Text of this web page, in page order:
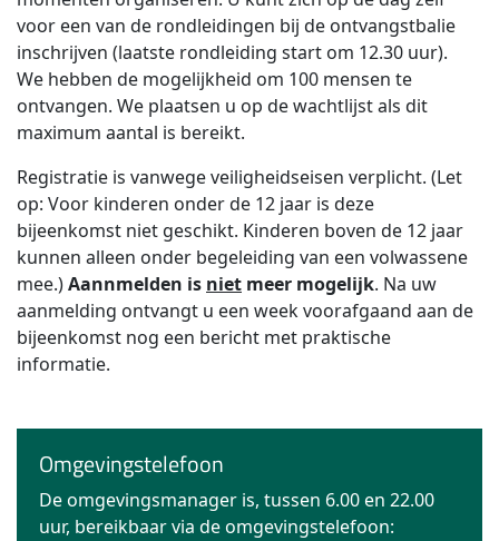
voor een van de rondleidingen bij de ontvangstbalie
inschrijven (laatste rondleiding start om 12.30 uur).
We hebben de mogelijkheid om 100 mensen te
ontvangen. We plaatsen u op de wachtlijst als dit
maximum aantal is bereikt.
Registratie is vanwege veiligheidseisen verplicht. (Let
op: Voor kinderen onder de 12 jaar is deze
bijeenkomst niet geschikt. Kinderen boven de 12 jaar
kunnen alleen onder begeleiding van een volwassene
mee.)Aannmelden is niet meer mogelijk. Na uw
aanmelding ontvangt u een week voorafgaand aan de
bijeenkomst nog een bericht met praktische
informatie.
Omgevingstelefoon
De omgevingsmanager is, tussen 6.00 en 22.00
uur, bereikbaar via de omgevingstelefoon: